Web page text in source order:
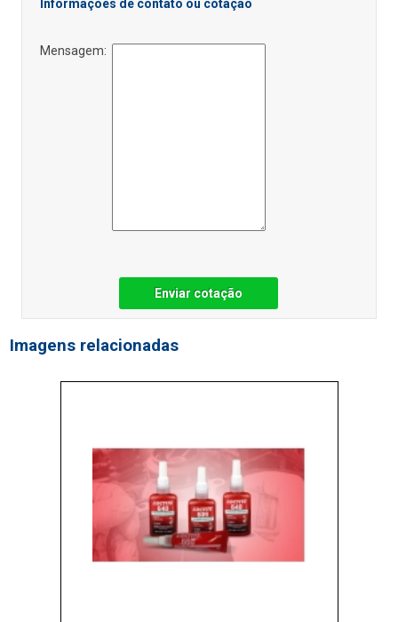
Informações de contato ou cotação
Mensagem:
Enviar cotação
Imagens relacionadas